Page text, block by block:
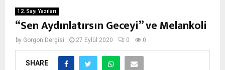
12. Sayı Yazıları
“Sen Aydınlatırsın Geceyi” ve Melankoli
by Gorgon Dergisi 27 Eylül 2020 0 0
SHARE